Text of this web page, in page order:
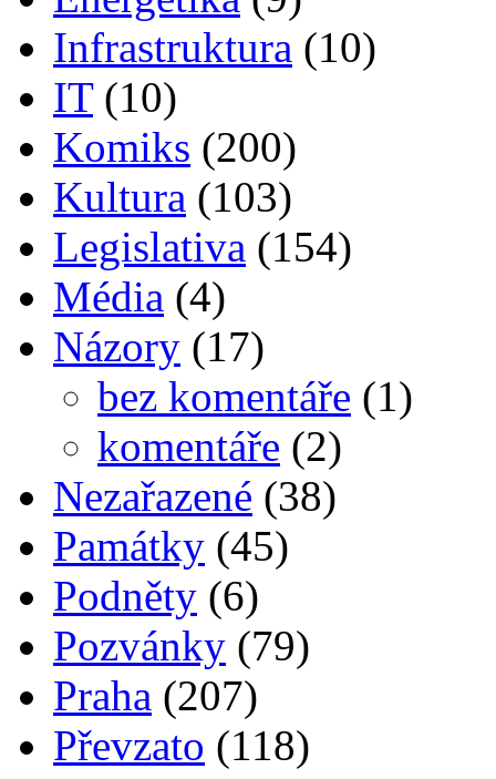
Infrastruktura (10)
IT(10)
Komiks (200)
Kultura (103)
Legislativa (154)
Média (4)
Názory (17)
bez komentáře (1)
komentáře (2)
Nezařazené (38)
Památky (45)
Podněty (6)
Pozvánky (79)
Praha (207)
Převzato (118)